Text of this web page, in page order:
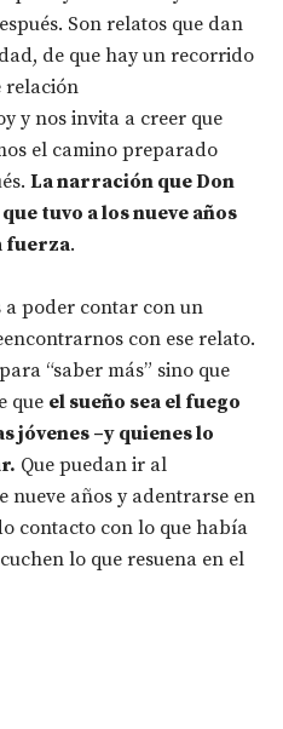
Son relatos que dan
de que hay un recorrido
relación
y nos invita a creer que
el camino preparado
La narración que Don
tuvo a los nueve años
fuerza.
a poder contar con un
con ese relato.
“saber más” sino que
que el sueño sea el fuego
jóvenes –y quienes lo
Que puedan ir al
nueve años y adentrarse en
contacto con lo que había
lo que resuena en el